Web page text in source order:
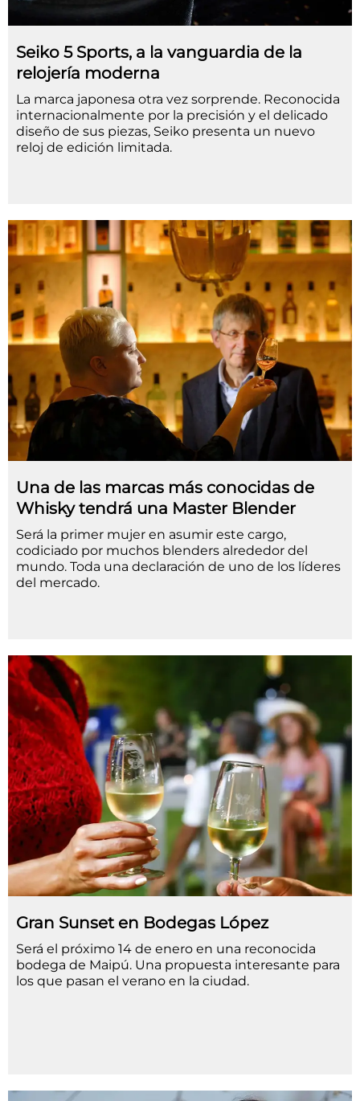
Seiko 5 Sports, a la vanguardia de la
relojería moderna
La marca japonesa otra vez sorprende. Reconocida
internacionalmente por la precisión y el delicado
diseño de sus piezas, Seiko presenta un nuevo
reloj de edición limitada.
Una de las marcas más conocidas de
Whisky tendrá una Master Blender
Será la primer mujer en asumir este cargo,
codiciado por muchos blenders alrededor del
mundo. Toda una declaración de uno de los líderes
del mercado.
Gran Sunset en Bodegas López
Será el próximo 14 de enero en una reconocida
bodega de Maipú. Una propuesta interesante para
los que pasan el verano en la ciudad.